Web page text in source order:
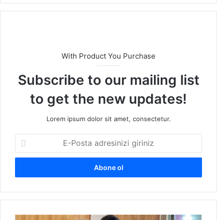
sit
With Product You Purchase
Subscribe to our mailing list
to get the new updates!
Lorem ipsum dolor sit amet, consectetur.
P
s
a